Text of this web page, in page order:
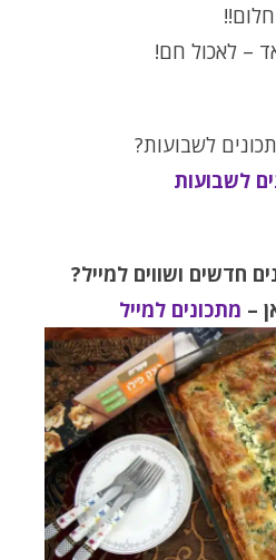
חלום!!
– לאכול חם!
לשבועות?
לשבועות
חדשים ושווים למייל?
– מתכונים למייל